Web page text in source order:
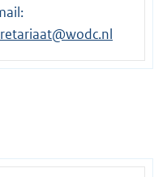
r
n
k